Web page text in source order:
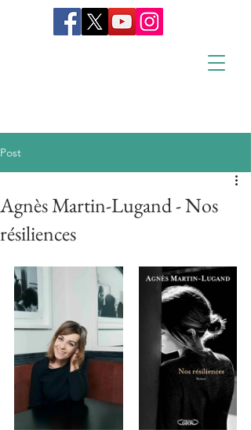
Post
Agnès Martin-Lugand - Nos
résiliences